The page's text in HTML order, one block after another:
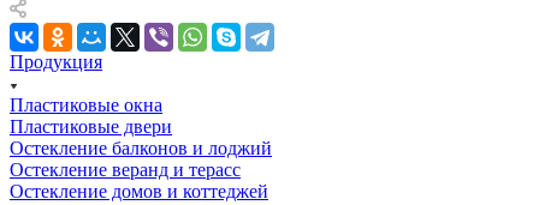
Продукция
Пластиковые окна
Пластиковые двери
Остекление балконов и лоджий
Остекление веранд и терасс
Остекление домов и коттеджей